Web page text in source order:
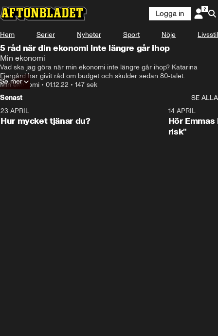
Jag har varit med om de tidigare kriserna vi har haft under
90-talet.
Logga in
Hem Serier Nyheter Sport Nöje Livsstil
5 råd när din ekonomi inte längre går ihop
Min ekonomi
Vad ska jag göra när min ekonomi inte längre går ihop? Katarina
Ejergård har givit råd om budget och skulder sedan 80-talet.
Min ekonomi • 01.12.22 • 147 sek
Se mer
Senast
SE ALLA
23 APRIL
Hur mycket tjänar du?
14 APRIL
Hör
risk"